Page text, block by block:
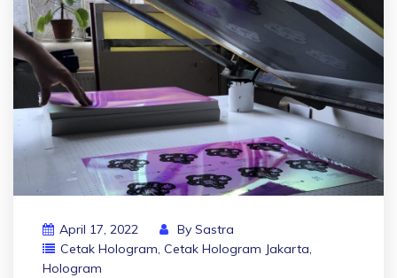
April 17, 2022 By Sastra
Cetak Hologram, Cetak Hologram Jakarta,
Hologram